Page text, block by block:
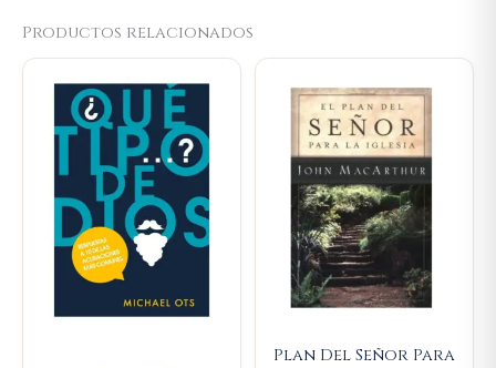
Productos relacionados
price
$59.800.
Current
price
$56.810.
Plan Del Señor Para
price
was:
$66.700.
Current
price